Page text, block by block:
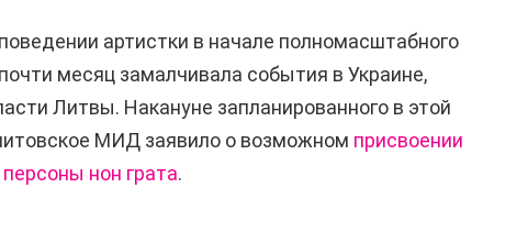
артистки в начале полномасштабного
месяц замалчивала события в Украине,
Литвы. Накануне запланированного в этой
МИД заявило о возможном присвоении
нон грата.